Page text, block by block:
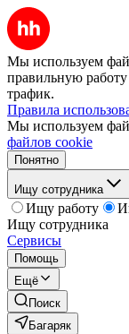
Мы используем
правильную работу
трафик.
Правила
Мы используем
файлов cookie
Понятно
Ищу сотрудника
Ищу работу
Ищу сотрудника
Сервисы
Помощь
Ещё
Поиск
Багаряк